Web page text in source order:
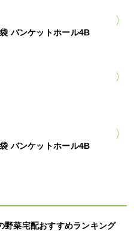
バンケットホール4B
バンケットホール4B
野菜宅配おすすめランキング